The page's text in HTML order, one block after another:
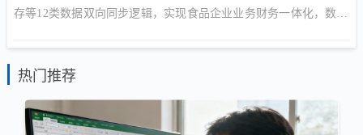
存等12类数据双向同步逻辑，实现食品企业业务财务一体化，数据
热门推荐